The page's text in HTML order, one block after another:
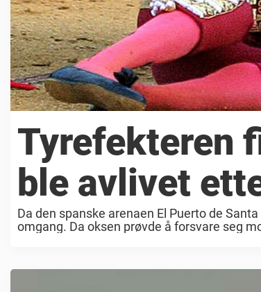
Tyrefekteren
ble avlivet
Da den spanske arenaen El Puerto de
omgang. Da oksen prøvde å forsvare seg